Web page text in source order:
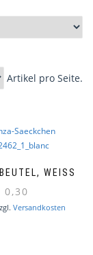
Artikel pro Seite.
WEISS
0,30
Versandkosten